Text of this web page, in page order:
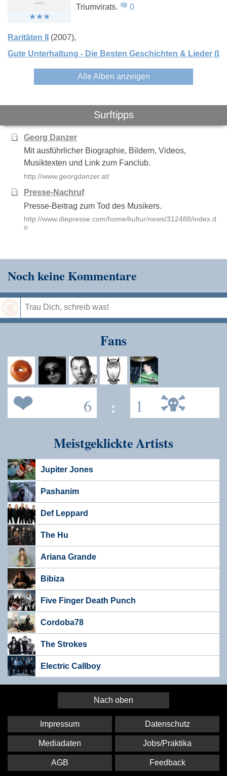
Triumvirats.
0
Raritäten II
(2007)
Gute Unterhaltung - Die Besten Geschichten & Lieder
Alle Alben anzeigen
Surftipps
Georg Danzer
Mit ausführlicher Biographie, Bildern, Videos,
Musiktexten und Link zum Fanclub.
http://www.georgdanzer.at/
Presse-Nachruf
Presse-Beitrag zum Tod des Musikers.
http://www.diepresse.com/home/kultur/news/312488/index.d
o
Noch keine Kommentare
Fans
6 : 1
Meistgeklickte Artists
Jupiter Jones
Pashanim
Def Leppard
The Hu
Ariana Grande
Bibiza
Five Finger Death Punch
Cordoba78
The Strokes
Electric Callboy
Nach oben
Impressum Datenschutz
Mediadaten Jobs/Praktika
AGB Feedback